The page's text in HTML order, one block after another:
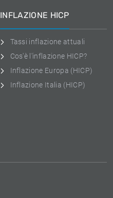
INFLAZIONE HICP
Tassi inflazione attuali
Cos'è l'inflazione HICP?
Inflazione Europa (HICP)
Inflazione Italia (HICP)